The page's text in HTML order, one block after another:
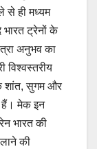
से ही मध्यम
भारत ट्रेनों के
अनुभव का
विश्वस्तरीय
शांत, सुगम और
हैं। मेक इन
भारत की
की